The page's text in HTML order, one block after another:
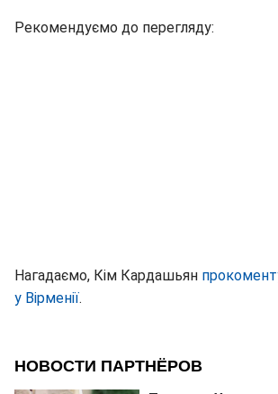
Рекомендуємо до перегляду:
Нагадаємо, Кім Кардашьян
у Вірменії.